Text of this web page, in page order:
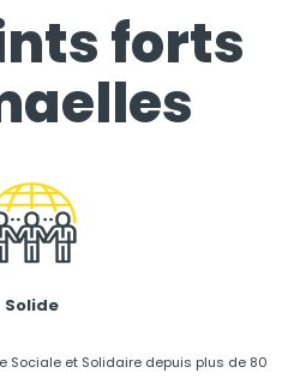
forts
Solide
Sociale et Solidaire depuis plus de 80